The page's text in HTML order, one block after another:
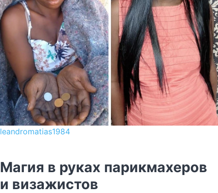
leandromatias1984
Магия в руках парикмахеров
и визажистов